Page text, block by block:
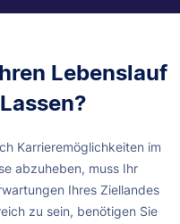
Lebenslauf
Karrieremöglichkeiten im
abzuheben, muss Ihr
Ihres Ziellandes
zu sein, benötigen Sie